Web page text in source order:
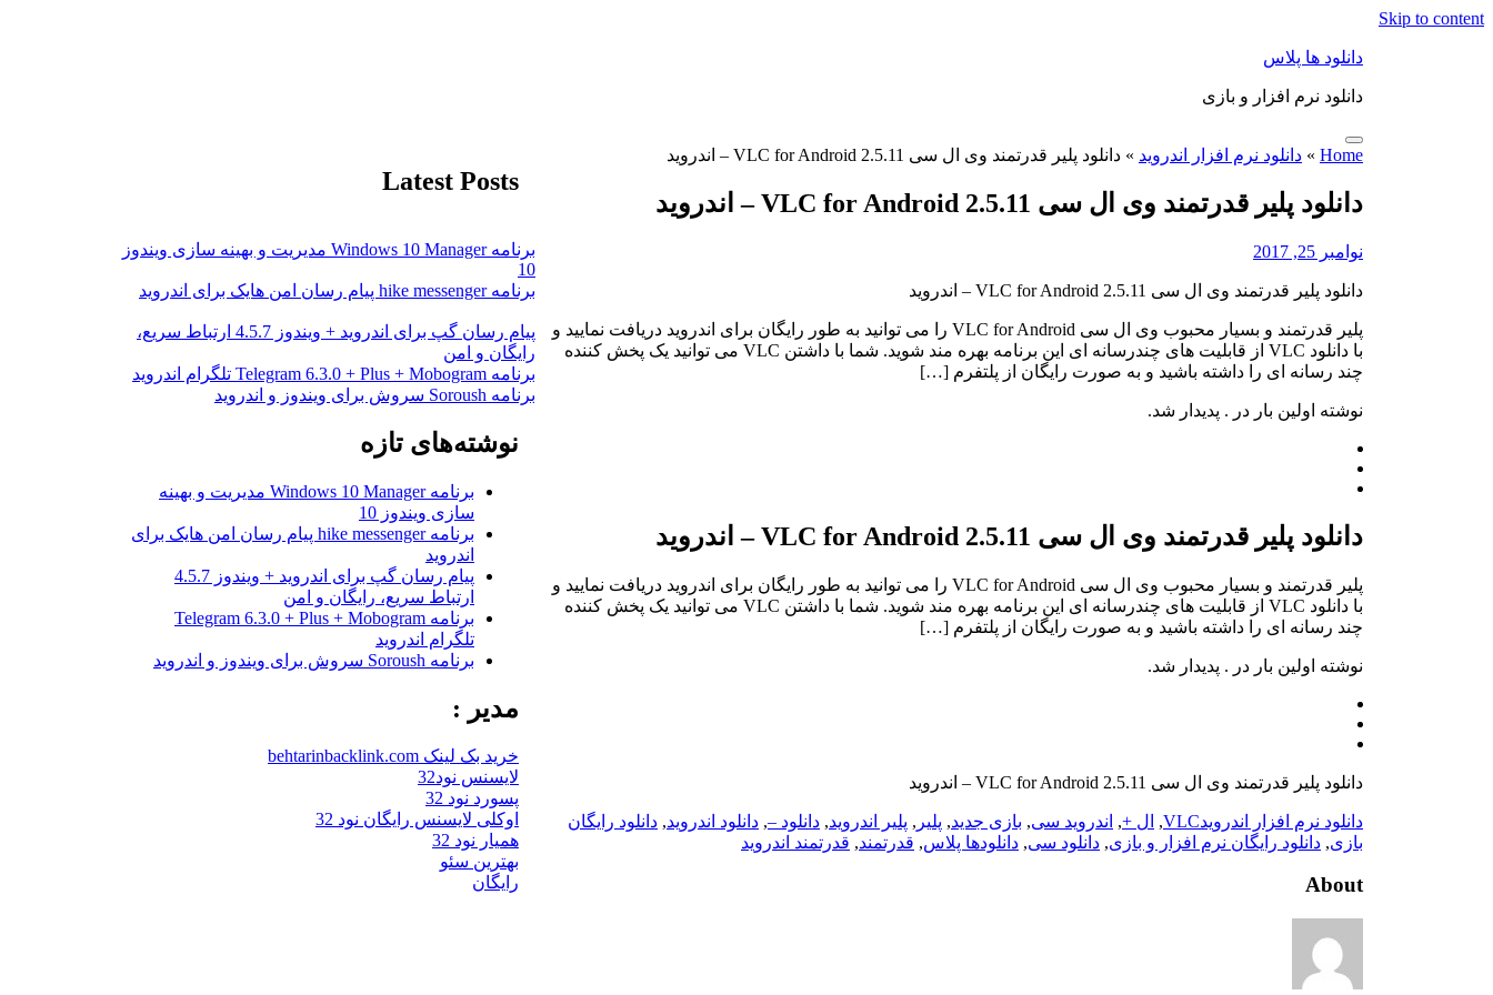
Skip to content
دانلود ها پلاس
دانلود نرم افزار و بازی
Home
» دانلود نرم افزار اندروید » دانلود پلیر قدرتمند وی ال سی VLC for Android 2.5.11 – اندروید
دانلود پلیر قدرتمند وی ال سی VLC for Android 2.5.11 – اندروید
نوامبر 25, 2017
دانلود پلیر قدرتمند وی ال سی VLC for Android 2.5.11 – اندروید
پلیر قدرتمند و بسیار محبوب وی ال سی VLC for Android را می توانید به طور رایگان برای اندروید دریافت نمایید و
با دانلود VLC از قابلیت های چندرسانه ای این برنامه بهره مند شوید. شما با داشتن VLC می توانید یک پخش کننده
چند رسانه ای را داشته باشید و به صورت رایگان از پلتفرم […]
نوشته اولین بار در . پدیدار شد.
دانلود پلیر قدرتمند وی ال سی VLC for Android 2.5.11 – اندروید
پلیر قدرتمند و بسیار محبوب وی ال سی VLC for Android را می توانید به طور رایگان برای اندروید دریافت نمایید و
با دانلود VLC از قابلیت های چندرسانه ای این برنامه بهره مند شوید. شما با داشتن VLC می توانید یک پخش کننده
چند رسانه ای را داشته باشید و به صورت رایگان از پلتفرم […]
نوشته اولین بار در . پدیدار شد.
دانلود پلیر قدرتمند وی ال سی VLC for Android 2.5.11 – اندروید
دانلود نرم افزار اندرویدVLC
, ال +, اندروید سی, بازی جدید, پلیر , پلیر اندروید, دانلود –, دانلود اندروید, دانلود رایگان
بازی, دانلود رایگان نرم افزار و بازی, دانلود سی, دانلودها پلاس, قدرتمند, قدرتمند اندروید
About
Latest Posts
برنامه Windows 10 Manager مدیریت و بهینه سازی ویندوز
10
برنامه hike messenger پیام‌ رسان‌ امن هایک برای اندروید
پیام رسان گپ برای اندروید + ویندوز 4.5.7 ارتباط سریع،
رایگان و امن
برنامه Telegram 6.3.0 + Plus + Mobogram تلگرام اندروید
برنامه Soroush سروش برای ویندوز و اندروید
نوشته‌های تازه
برنامه Windows 10 Manager مدیریت و بهینه
سازی ویندوز 10
برنامه hike messenger پیام‌ رسان‌ امن هایک برای
اندروید
پیام رسان گپ برای اندروید + ویندوز 4.5.7
ارتباط سریع، رایگان و امن
برنامه Telegram 6.3.0 + Plus + Mobogram
تلگرام اندروید
برنامه Soroush سروش برای ویندوز و اندروید
مدیر :
خرید بک لینک behtarinbacklink.com
لایسنس نود32
پسورد نود 32
اوکلی لایسنس رایگان نود 32
همیار نود 32
بهترین سئو
رایگان